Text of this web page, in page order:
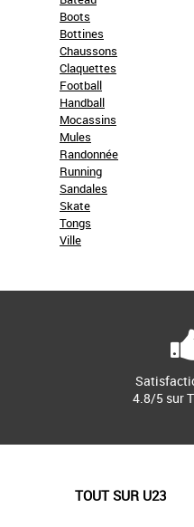
Boots
Bottines
Chaussons
Claquettes
Football
Handball
Mocassins
Mules
Randonnée
Running
Sandales
Skate
Tongs
Ville
4.8/5 sur
TOUT SUR U23